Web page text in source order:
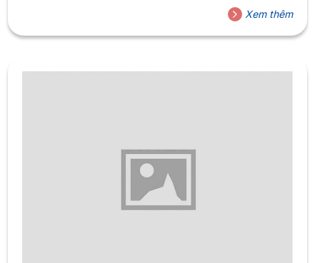
lưu giới thiệu Chương trình đào tạo quốc tế Hoa Sen Plus,
ThS. Gregory Dolezal – Phó Giám đốc chương trình, TS.
Phùng Thái Minh Trang – Quản...
Xem thêm